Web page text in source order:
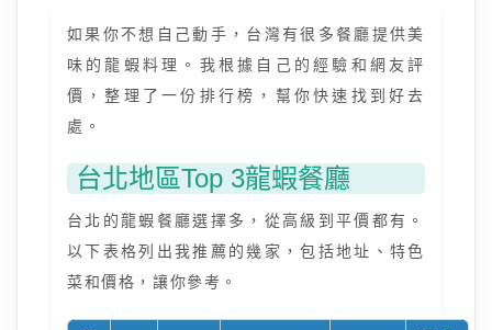
如果你不想自己動手，台灣有很多餐廳提供美
味的龍蝦料理。我根據自己的經驗和網友評
價，整理了一份排行榜，幫你快速找到好去
處。
台北地區Top 3龍蝦餐廳
台北的龍蝦餐廳選擇多，從高級到平價都有。
以下表格列出我推薦的幾家，包括地址、特色
菜和價格，讓你參考。